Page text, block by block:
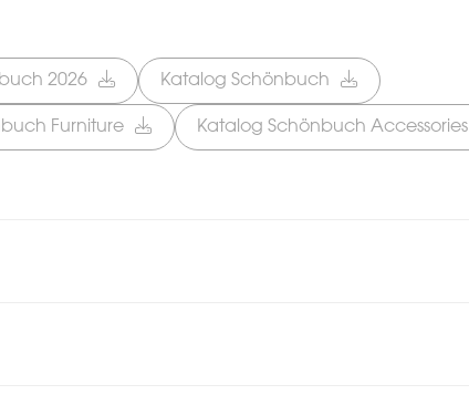
2026 Katalog Schönbuch
Furniture Katalog Schönbuch Accessories